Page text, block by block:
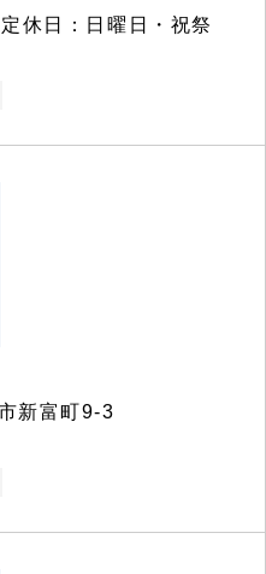
休日：日曜日・祝祭
新富町9-3